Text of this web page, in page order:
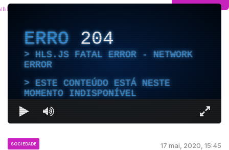
ERRO204
HLS.JS FATAL ERROR - NETWORK
ERROR
ESTE CONTEÚDO ESTÁ NESTE
MOMENTO INDISPONÍVEL
SOCIEDADE 17 mai, 2020, 15:45